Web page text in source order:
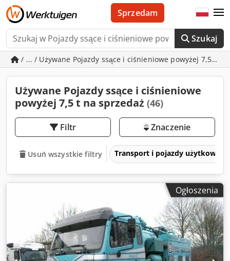
Szukaj
Sprzedam
/ ... / Używane Pojazdy ssące i ciśnieniowe powyżej 7,5 t
Używane Pojazdy ssące i ciśnieniowe
powyżej 7,5 t na sprzedaż (46)
Filtr Znaczenie
Usuń wszystkie filtry Transport i pojazdy użytkowe
Ogłoszenia